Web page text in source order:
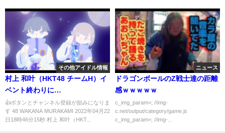
その他アイドル情報
村上 和叶（HKT48 チームH）イ
ベント終わりに…
👍ボタンとチャンネル登録が励みになりま
す 48 WAKANA MURAKAMI 2022年04月22
日18時46分15秒 村上 和叶（HKT...
ニュース
ドラゴンボールのZ戦士達の距離
感ｗｗｗｗｗ
c_img_param=; //img-
c.net/output/category/game.js
c_img_param=; //img-...